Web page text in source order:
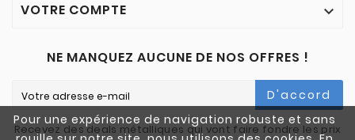
Pour une expérience de navigation robuste et sans
VOTRE COMPTE 
NE MANQUEZ AUCUNE DE NOS OFFRES !
D'accord
Recevez des deals métalliques qui vont faire fondre les prix